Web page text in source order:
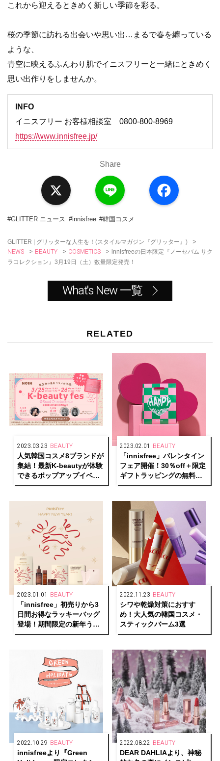
これから迎えるときめく新しい季節を彩る。
桜の季節に訪れる出会いや思い出…まるで春を纏っている
ような、
青空に映えるふんわり肌でイニスフリーと一緒にときめく
思い出作りをしませんか。
INFO
イニスフリー お客様相談室 0800-800-8969
https://www.innisfree.jp/
Share
a
c
#GLITTER ニュース #innisfree #韓国コスメ
GLITTER | グリッターな人生を！(スタイルマガジン『グリッター』) >
NEWS > BEAUTY > COSMETICS > innisfreeの日本限定『ノーセバム サク
ラコレクション』3月19日（土）数量限定発売！
What's New 一覧
RELATED
2023.03.23 BEAUTY
人気韓国コスメ8ブランドが
集結！最新K-beautyが体験
できるポップアップイベン
トを表参道で開催
2023.02.01 BEAUTY
「innisfree」バレンタイン
フェア開催！30％off＋限定
ギフトラッピングの無料サ
ービスを実施！
2023.01.01 BEAUTY
「innisfree」初売りから3
日間お得なラッキーバッグ
登場！期間限定の新年うさ
ぎパッケージも！
2022.11.23 BEAUTY
シワや乾燥対策におすす
め！大人気の韓国コスメ・
スティックバーム3選
2022.10.29 BEAUTY
innisfreeより『Green
2022.08.22 BEAUTY
DEAR DAHLIAより、神秘